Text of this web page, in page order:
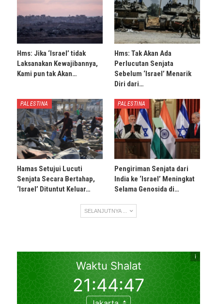
Hms: Jika ‘Israel’ tidak
Laksanakan Kewajibannya,
Kami pun tak Akan…
Hms: Tak Akan Ada
Perlucutan Senjata
Sebelum ‘Israel’ Menarik
Diri dari…
PALESTINA
Hamas Setujui Lucuti
Senjata Secara Bertahap,
‘Israel’ Dituntut Keluar…
PALESTINA
Pengiriman Senjata dari
India ke ‘Israel’ Meningkat
Selama Genosida di…
SELANJUTNYA ...